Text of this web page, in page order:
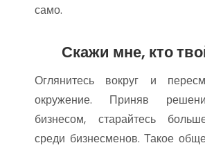
само.
Скажи мне, кто
Оглянитесь вокруг и
окружение. Приняв
бизнесом, старайтесь
среди бизнесменов. Такое